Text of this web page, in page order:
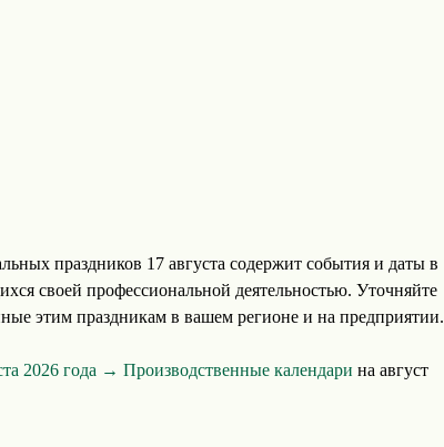
праздников 17 августа содержит события и даты в
своей профессиональной деятельностью. Уточняйте
этим праздникам в вашем регионе и на предприятии.
2026 года → Производственные календари на август